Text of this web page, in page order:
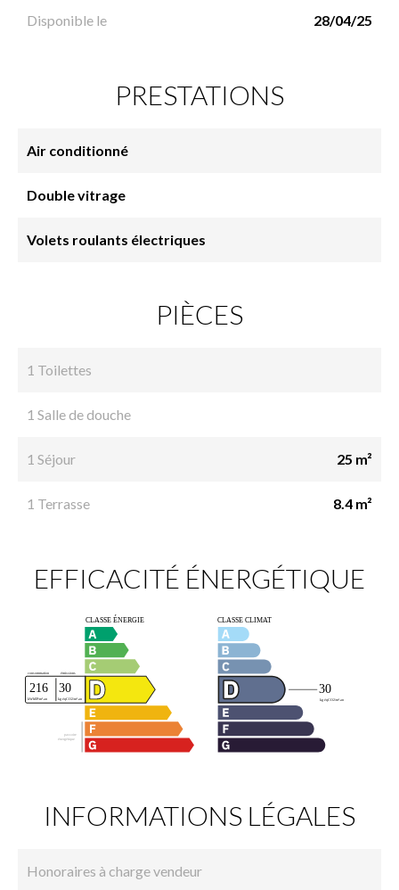
Disponible le 28/04/25
PRESTATIONS
Air conditionné
Double vitrage
Volets roulants électriques
PIÈCES
1 Toilettes
1 Salle de douche
1 Séjour 25 m²
1 Terrasse 8.4 m²
EFFICACITÉ ÉNERGÉTIQUE
INFORMATIONS LÉGALES
Honoraires à charge vendeur